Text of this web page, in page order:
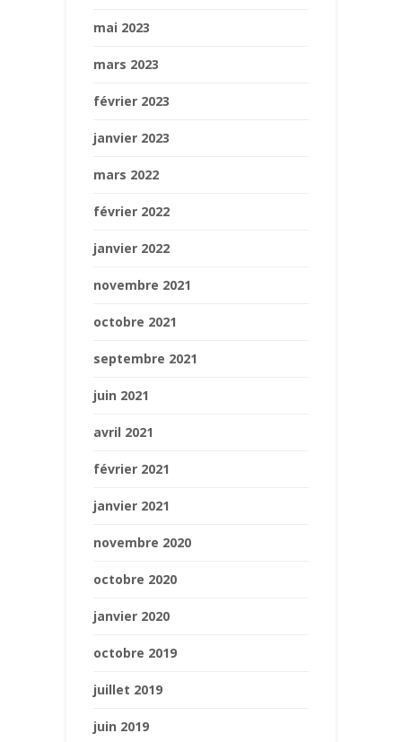
mai 2023
mars 2023
février 2023
janvier 2023
mars 2022
février 2022
janvier 2022
novembre 2021
octobre 2021
septembre 2021
juin 2021
avril 2021
février 2021
janvier 2021
novembre 2020
octobre 2020
janvier 2020
octobre 2019
juillet 2019
juin 2019